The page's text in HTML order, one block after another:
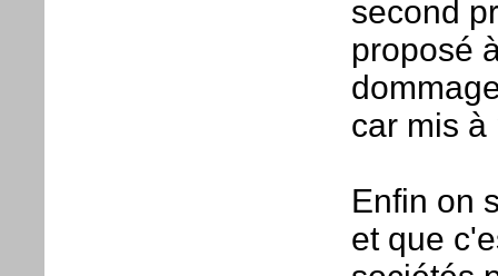
second
proposé
car mis à
Enfin on
et que